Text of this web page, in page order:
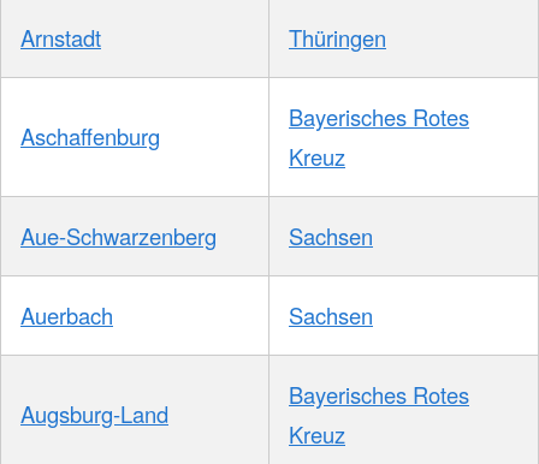
Arnstadt Thüringen
Aschaffenburg
Bayerisches Rotes
Kreuz
Aue-Schwarzenberg Sachsen
Auerbach Sachsen
Augsburg-Land
Bayerisches Rotes
Kreuz